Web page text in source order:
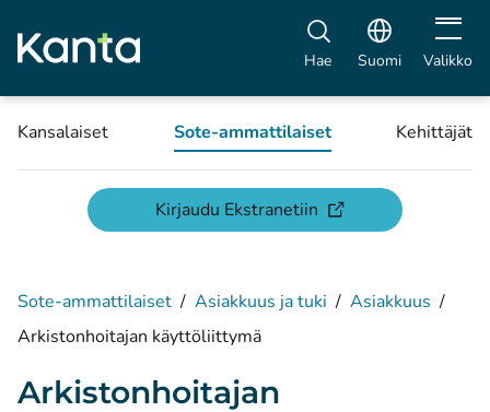
Hae Suomi Avaa
Valikko
Kansalaiset Sote-ammattilaiset Kehittäjät
Kirjaudu Ekstranetiin(avautuu uuteen
Sote-ammattilaiset / Asiakkuus ja tuki / Asiakkuus /
Arkistonhoitajan käyttöliittymä
Arkistonhoitajan